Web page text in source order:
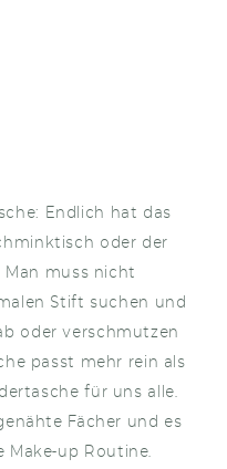
Endlich hat das
oder der
Man muss nicht
Stift suchen und
oder verschmutzen
passt mehr rein als
für uns alle.
Fächer und es
Make-up Routine.